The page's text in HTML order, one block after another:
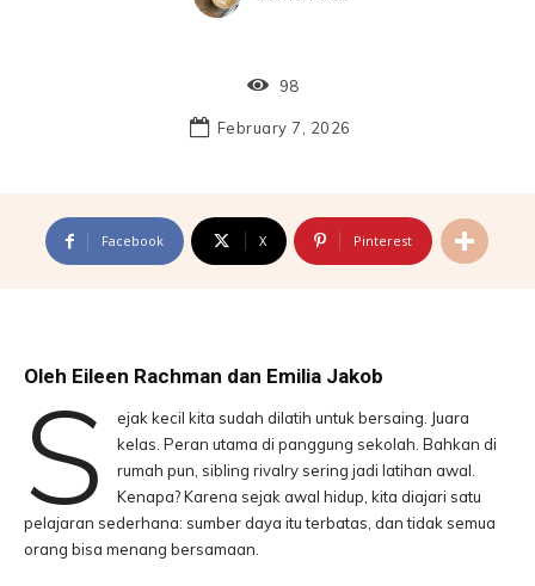
98
February 7, 2026
Facebook X Pinterest
Oleh Eileen Rachman dan Emilia Jakob
S
ejak kecil kita sudah dilatih untuk bersaing. Juara
kelas. Peran utama di panggung sekolah. Bahkan di
rumah pun, sibling rivalry sering jadi latihan awal.
Kenapa? Karena sejak awal hidup, kita diajari satu
pelajaran sederhana: sumber daya itu terbatas, dan tidak semua
orang bisa menang bersamaan.